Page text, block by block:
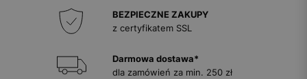
BEZPIECZNE ZAKUPY
z certyfikatem SSL
Darmowa dostawa*
dla zamówień za min. 250 zł